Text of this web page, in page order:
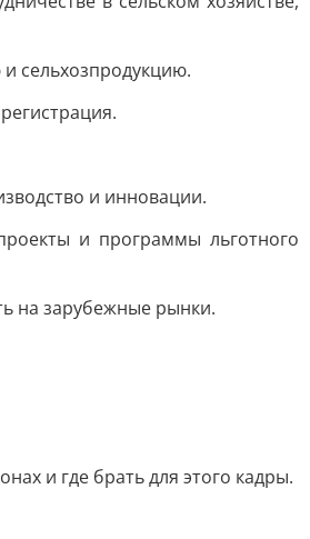
сельхозпродукцию.
и инновации.
и программы льготного
на зарубежные рынки.
и где брать для этого кадры.